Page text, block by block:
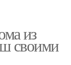
из
своими